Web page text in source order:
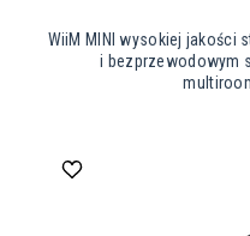
WiiM MINI wysokiej jakości
i bezprzewodowym